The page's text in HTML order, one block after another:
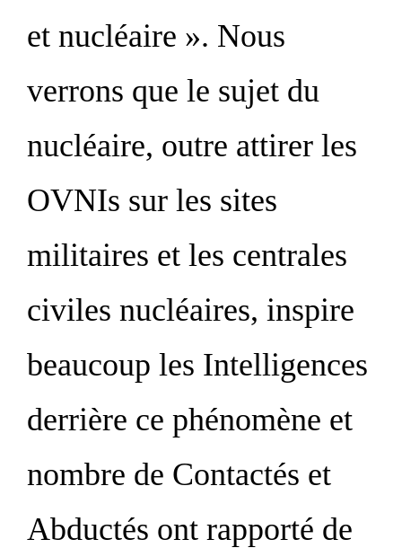
et nucléaire ». Nous
verrons que le sujet du
nucléaire, outre attirer les
OVNIs sur les sites
militaires et les centrales
civiles nucléaires, inspire
beaucoup les Intelligences
derrière ce phénomène et
nombre de Contactés et
Abductés ont rapporté de